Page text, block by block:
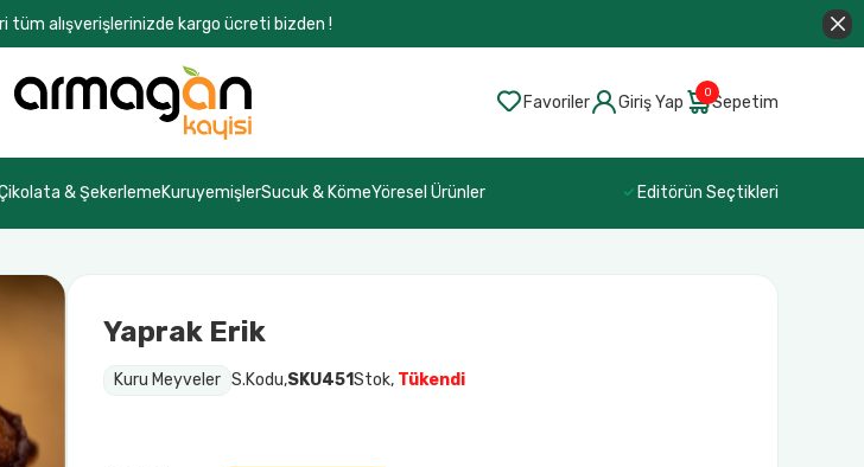
tüm alışverişlerinizde kargo ücreti bizden !
Favoriler Giriş Yap 0Sepetim
& ŞekerlemeKuruyemişlerSucuk & KömeYöresel Ürünler Editörün Seçtikleri
Yaprak Erik
Kuru Meyveler S.Kodu,SKU451Stok, Tükendi